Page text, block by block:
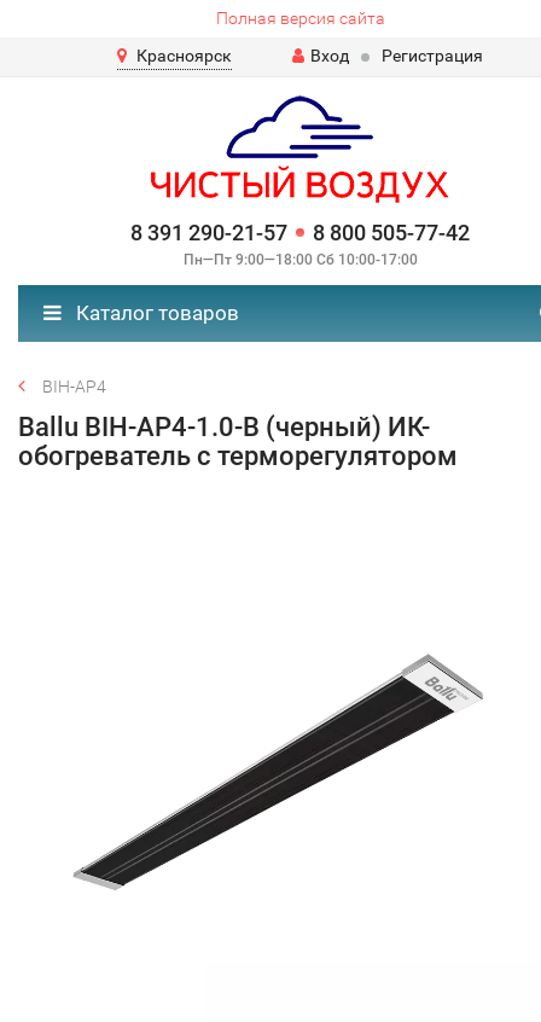
Полная версия сайта
Красноярск
Вход Регистрация
8 391 290-21-57 8 800 505-77-42
Пн—Пт 9:00—18:00 Сб 10:00-17:00
Каталог товаров
BIH-AP4
Ballu BIH-AP4-1.0-В (черный) ИК-
обогреватель с терморегулятором